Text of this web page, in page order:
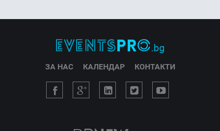
ЗА НАС КАЛЕНДАР КОНТАКТИ